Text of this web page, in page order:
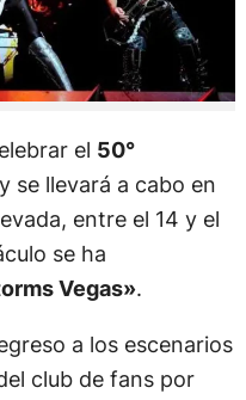
el 50°
se llevará a cabo en
entre el 14 y el
se ha
Vegas».
a los escenarios
club de fans por